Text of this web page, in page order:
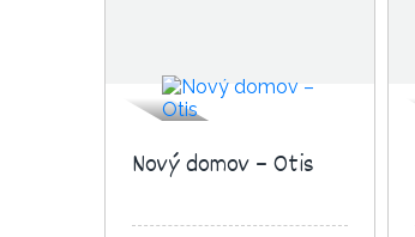
Nový domov – Otis